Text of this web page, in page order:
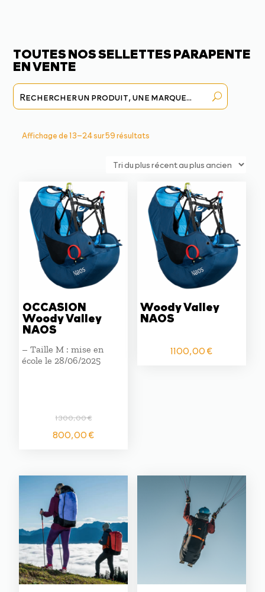
TOUTES NOS SELLETTES PARAPENTE
EN VENTE
Affichage de 13–24 sur 59 résultats
récent
plus
ancien
OCCASION
Woody Valley
NAOS
– Taille M : mise en
école le 28/06/2025
1300,00€
Le
prix
était :
1300,00 €.
800,00€Le
est :
Woody Valley
NAOS
1100,00€